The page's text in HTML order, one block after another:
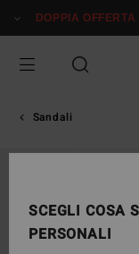
alle
prodotto
DOPPIA OFFERTA
Sandali
SCEGLI COSA
PERSONALI